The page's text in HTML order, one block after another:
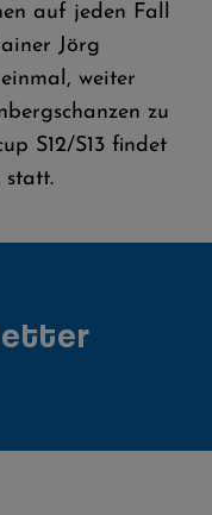
auf jeden Fall
Jörg
weiter
zu
S12/S13 findet
statt.